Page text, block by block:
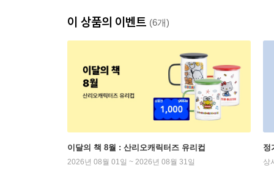
이 상품의 이벤트 (6개)
이달의 책 8월 : 산리오캐릭터즈 유리컵
2026년 08월 01일 ~ 2026년 08월 31일
정
상